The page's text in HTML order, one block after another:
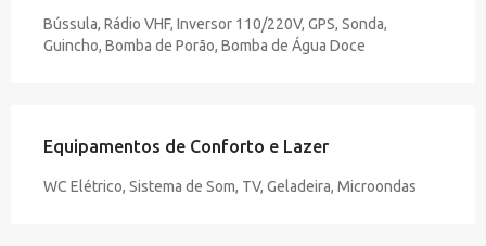
Bússula, Rádio VHF, Inversor 110/220V, GPS, Sonda,
Guincho, Bomba de Porão, Bomba de Água Doce
Equipamentos de Conforto e Lazer
WC Elétrico, Sistema de Som, TV, Geladeira, Microondas